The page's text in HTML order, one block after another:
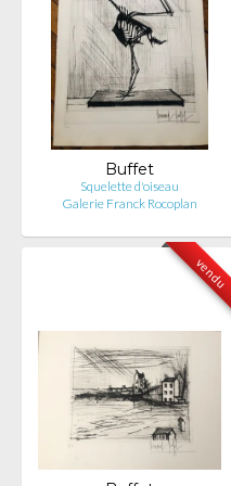
Buffet
Squelette d'oiseau
Galerie Franck Rocoplan
vendu